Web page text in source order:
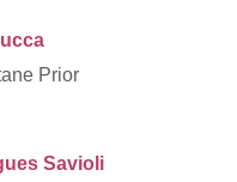
Prior
Savioli